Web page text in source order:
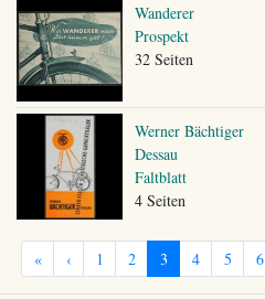
Wanderer
Prospekt
32 Seiten
Werner Bächtiger
Dessau
Faltblatt
4 Seiten
« ‹ 1 2 3 4 5 6